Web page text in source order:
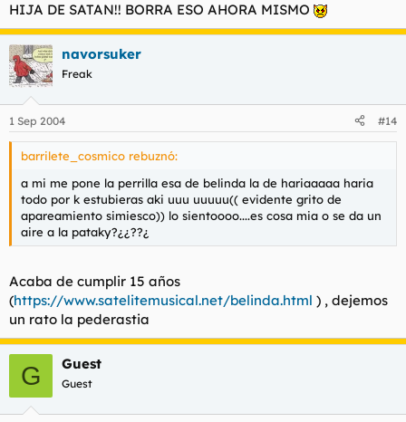
HIJA DE SATAN!! BORRA ESO AHORA MISMO
navorsuker
Freak
1 Sep 2004 #14
barrilete_cosmico rebuznó:
a mi me pone la perrilla esa de belinda la de hariaaaaa haria
todo por k estubieras aki uuu uuuuu(( evidente grito de
apareamiento simiesco)) lo sientoooo....es cosa mia o se da un
aire a la pataky?¿¿??¿
Acaba de cumplir 15 años
(https://www.satelitemusical.net/belinda.html ) , dejemos
un rato la pederastia
G Guest
Guest